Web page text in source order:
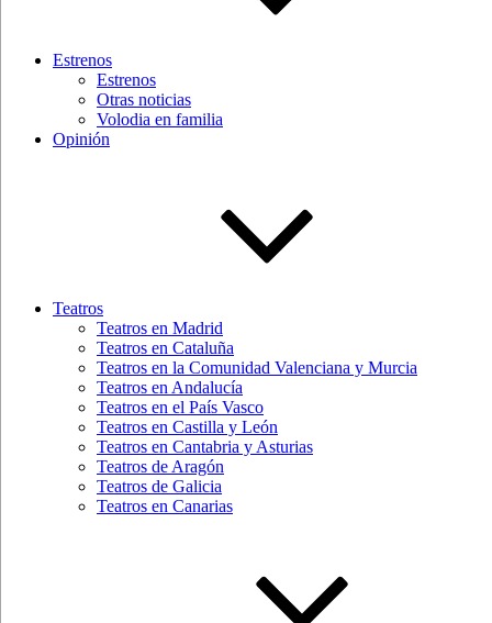
Estrenos
Estrenos
Otras noticias
Volodia en familia
Opinión
Teatros
Teatros en Madrid
Teatros en Cataluña
Teatros en la Comunidad Valenciana y Murcia
Teatros en Andalucía
Teatros en el País Vasco
Teatros en Castilla y León
Teatros en Cantabria y Asturias
Teatros de Aragón
Teatros de Galicia
Teatros en Canarias